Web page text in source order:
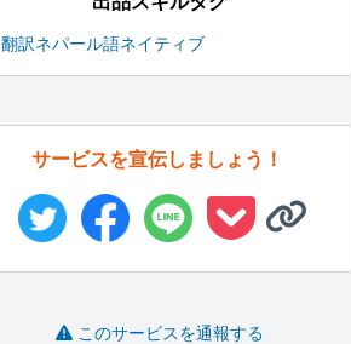
翻訳ネパール語ネイティブ
サービスを宣伝しましょう！
このサービスを通報する